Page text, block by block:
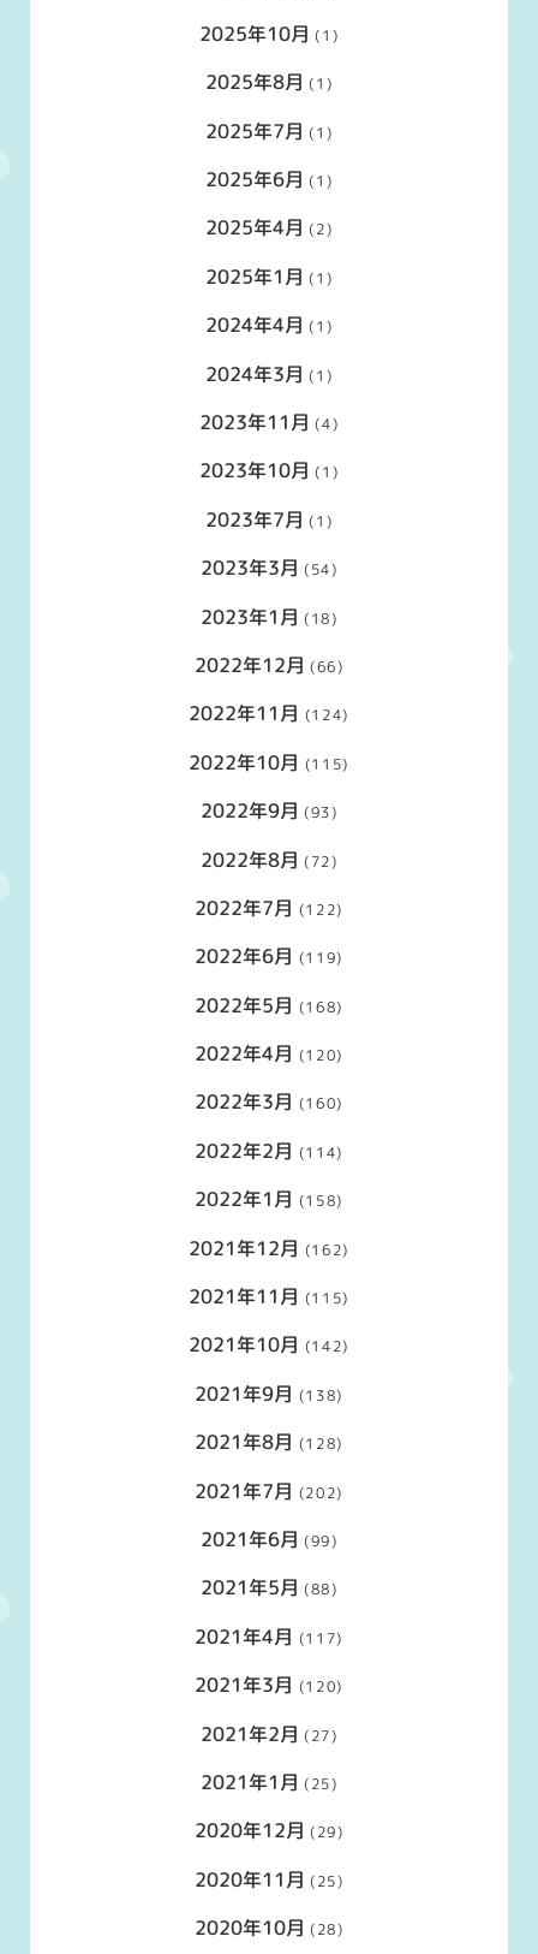
2025年10月 (1)
2025年8月 (1)
2025年7月 (1)
2025年6月 (1)
2025年4月 (2)
2025年1月 (1)
2024年4月 (1)
2024年3月 (1)
2023年11月 (4)
2023年10月 (1)
2023年7月 (1)
2023年3月 (54)
2023年1月 (18)
2022年12月 (66)
2022年11月 (124)
2022年10月 (115)
2022年9月 (93)
2022年8月 (72)
2022年7月 (122)
2022年6月 (119)
2022年5月 (168)
2022年4月 (120)
2022年3月 (160)
2022年2月 (114)
2022年1月 (158)
2021年12月 (162)
2021年11月 (115)
2021年10月 (142)
2021年9月 (138)
2021年8月 (128)
2021年7月 (202)
2021年6月 (99)
2021年5月 (88)
2021年4月 (117)
2021年3月 (120)
2021年2月 (27)
2021年1月 (25)
2020年12月 (29)
2020年11月 (25)
2020年10月 (28)